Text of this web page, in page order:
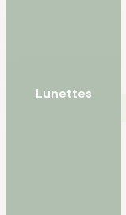
Lunettes